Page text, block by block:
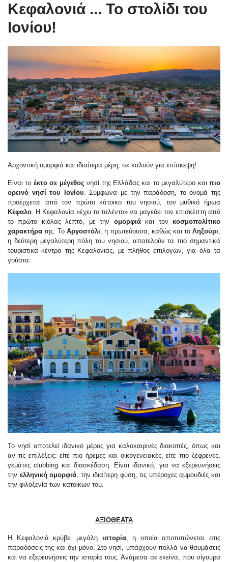
Κεφαλονιά ... Το στολίδι του
Ιονίου!
Αρχοντική ομορφιά και ιδιαίτερα μέρη, σε καλούν για επίσκεψη!
Είναι το έκτο σε μέγεθος νησί της Ελλάδας και το μεγαλύτερο καιπιο
ορεινό νησί του Ιονίου. Σύμφωνα με την παράδοση, το όνομά της
προέρχεται από τον πρώτο κάτοικο του νησιού, τον μυθικό ήρωα
Κέφαλο. Η Κεφαλονία «έχει το ταλέντο» να μαγεύει τον επισκέπτη από
το πρώτο κιόλας λεπτό, με την ομορφιάκαι τον κοσμοπολίτικο
χαρακτήρα της. Το Αργοστόλι, η πρωτεύουσα, καθώς και το Ληξούρι,
η δεύτερη μεγαλύτερη πόλη του νησιού, αποτελούν τα πιο σημαντικά
τουριστικά κέντρα της Κεφαλονιάς, με πλήθος επιλογών, για όλα τα
γούστα.
Το νησί αποτελεί ιδανικό μέρος για καλοκαιρινές διακοπές, όπως και
αν τις επιλέξεις: είτε πιο ήρεμες και οικογενειακές, είτε πιο ξέφρενες,
γεμάτες clubbing και διασκέδαση. Είναι ιδανικό, για να εξερευνήσεις
την ελληνική ομορφιά , την ιδιαίτερη φύση, τις υπέροχες αμμουδιές και
την φιλοξενία των κατοίκων του.
ΑΞΙΟΘΕΑΤΑ
Η Κεφαλονιά κρύβει μεγάλη ιστορία, η οποία αποτυπώνεται στις
παραδόσεις της και όχι μόνο. Στο νησί, υπάρχουν πολλά να θαυμάσεις
και να εξερευνήσεις την ιστορία τους. Ανάμεσα σε εκείνα, που σίγουρα